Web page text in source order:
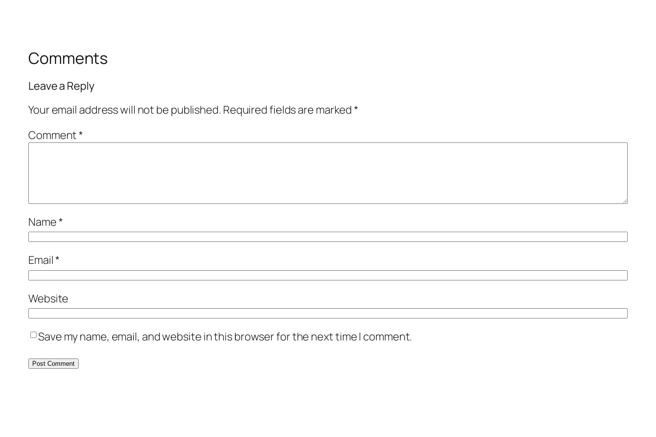
Comments
Leave a Reply
Your email address will not be published. Required fields are marked*
Comment*
Name*
Email*
Website
Save my name, email, and website in this browser for the next time I comment.